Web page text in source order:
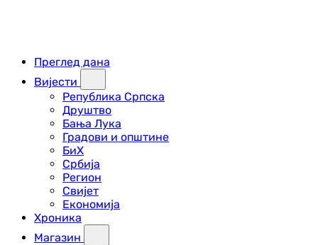
Преглед дана
Вијести
Република Српска
Друштво
Бања Лука
Градови и општине
БиХ
Србија
Регион
Свијет
Економија
Хроника
Магазин